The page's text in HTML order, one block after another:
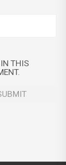
THIS